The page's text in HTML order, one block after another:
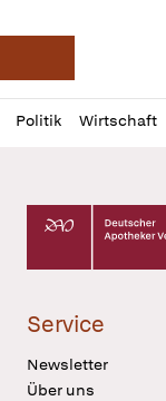
Deutsche
Politik Wirtschaft
Profil
öffnen
Daz
Pur
Deutscher
Service
Newsletter
Über uns